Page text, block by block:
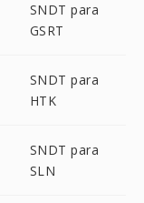
SNDT para
GSRT
SNDT para
HTK
SNDT para
SLN